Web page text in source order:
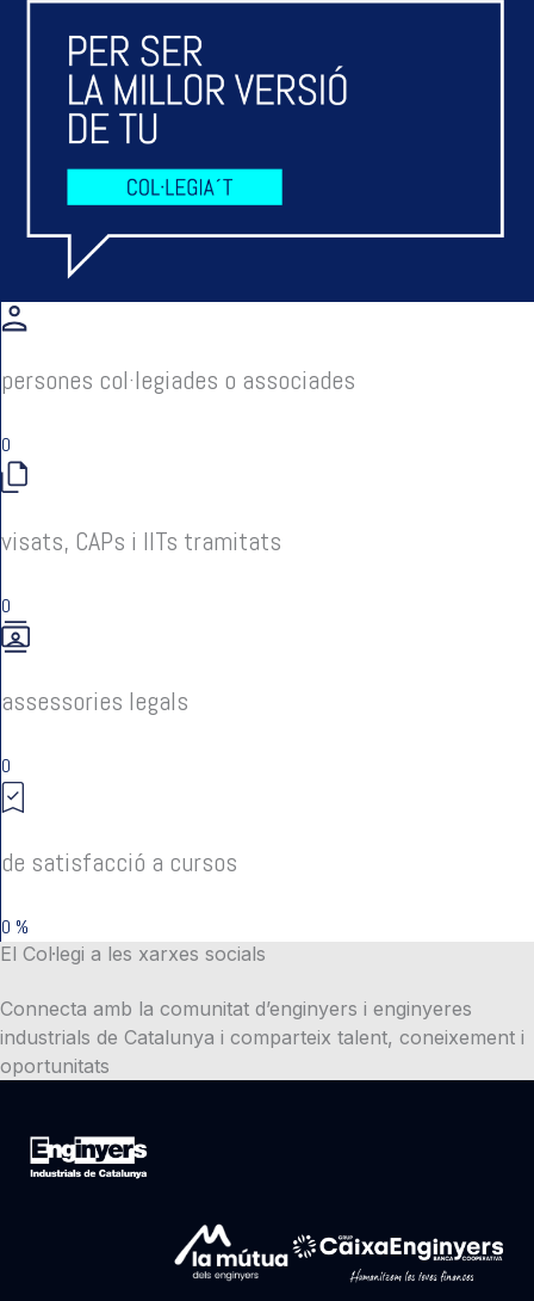
persones col·legiades o associades
0
visats, CAPs i IITs tramitats
0
assessories legals
0
de satisfacció a cursos
0 %
El Col·legi a les xarxes socials
Connecta amb la comunitat d’enginyers i enginyeres
industrials de Catalunya i comparteix talent, coneixement i
oportunitats